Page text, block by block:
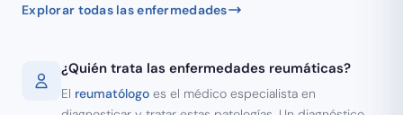
Explorar todas las enfermedades
¿Quién trata las enfermedades reumáticas?
El reumatólogo es el médico especialista en